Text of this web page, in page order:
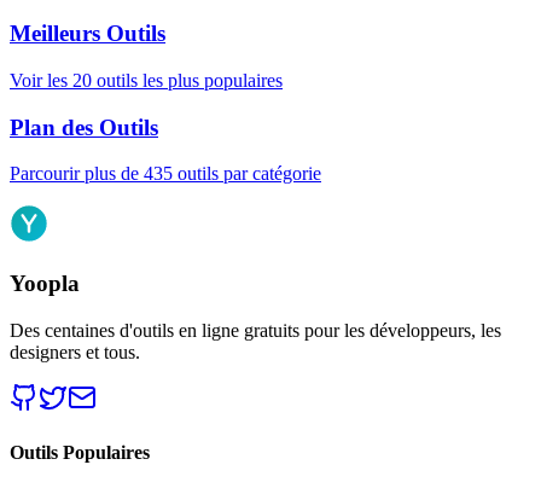
Meilleurs Outils
Voir les 20 outils les plus populaires
Plan des Outils
Parcourir plus de 435 outils par catégorie
Yoopla
Des centaines d'outils en ligne gratuits pour les développeurs, les
designers et tous.
Outils Populaires